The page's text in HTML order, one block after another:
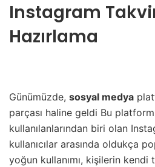
Instagram
Hazırlama
Günümüzde, sosyal medya
parçası haline geldi Bu
kullanılanlarından biri olan
kullanıcılar arasında oldukça
yoğun kullanımı, kişilerin kendi